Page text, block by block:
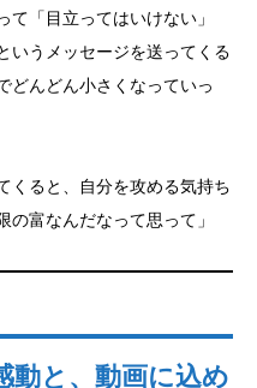
「目立ってはいけない」
いうメッセージを送ってくる
どんどん小さくなっていっ
くると、自分を攻める気持ち
富なんだなって思って」
動と、動画に込め